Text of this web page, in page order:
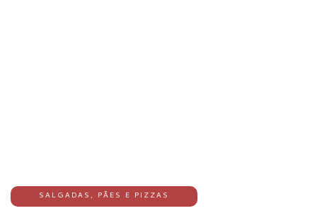
SALGADAS, PÃES E PIZZAS